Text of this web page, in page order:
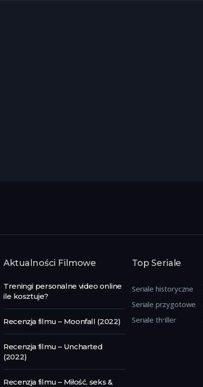
Aktualności Filmowe
Treningi personalne video online
ile kosztuje?
Recenzja filmu – Moonfall (2022)
Recenzja filmu – Uncharted
(2022)
Recenzja filmu – Miłość, seks &
Top Seriale
Seriale historyczne
Seriale przygotowe
Seriale thriller